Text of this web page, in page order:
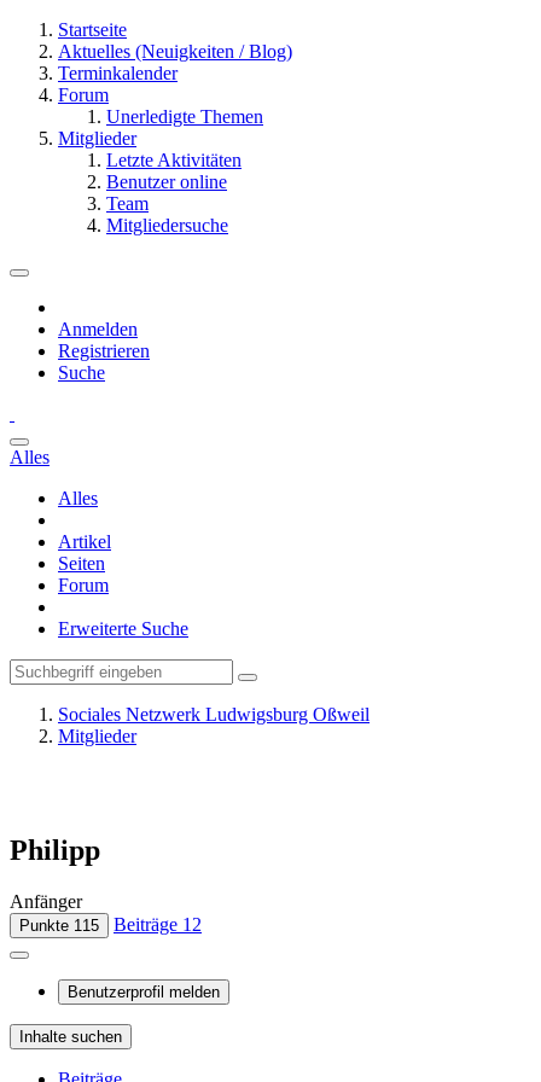
Startseite
Aktuelles (Neuigkeiten / Blog)
Terminkalender
Forum
Unerledigte Themen
Mitglieder
Letzte Aktivitäten
Benutzer online
Team
Mitgliedersuche
Anmelden
Registrieren
Suche
Alles
Alles
Artikel
Seiten
Forum
Erweiterte Suche
Sociales Netzwerk Ludwigsburg Oßweil
Mitglieder
Philipp
Anfänger
Punkte 115 Beiträge 12
Benutzerprofil melden
Inhalte suchen